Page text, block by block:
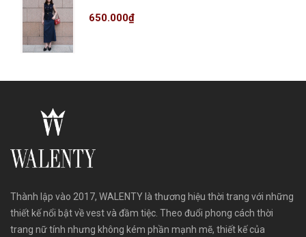
650.000₫
Thành lập vào 2017, WALENTY là thương hiệu thời trang với những
thiết kế nổi bật về vest và đầm tiệc. Theo đuổi phong cách thời
trang nữ tính nhưng không kém phần mạnh mẽ, thiết kế của